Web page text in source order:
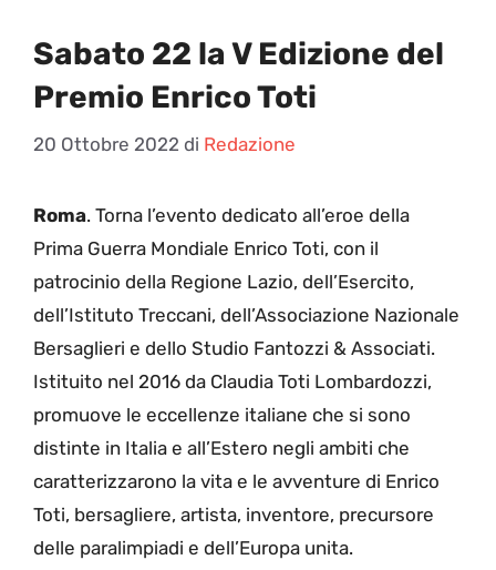
Sabato 22 la V Edizione del
Premio Enrico Toti
20 Ottobre 2022 di Redazione
Roma. Torna l’evento dedicato all’eroe della
Prima Guerra Mondiale Enrico Toti, con il
patrocinio della Regione Lazio, dell’Esercito,
dell’Istituto Treccani, dell’Associazione Nazionale
Bersaglieri e dello Studio Fantozzi & Associati.
Istituito nel 2016 da Claudia Toti Lombardozzi,
promuove le eccellenze italiane che si sono
distinte in Italia e all’Estero negli ambiti che
caratterizzarono la vita e le avventure di Enrico
Toti, bersagliere, artista, inventore, precursore
delle paralimpiadi e dell’Europa unita.